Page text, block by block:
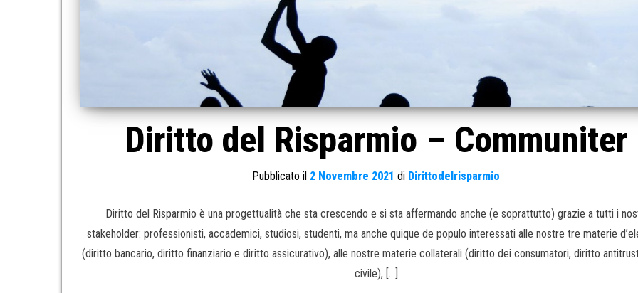
Diritto del Risparmio – Communiter
Pubblicato il 2 Novembre 2021 di Dirittodelrisparmio
Diritto del Risparmio è una progettualità che sta crescendo e si sta affermando anche (e soprattutto) grazie a tutti i
stakeholder: professionisti, accademici, studiosi, studenti, ma anche quique de populo interessati alle nostre tre materie
(diritto bancario, diritto finanziario e diritto assicurativo), alle nostre materie collaterali (diritto dei consumatori, diritto
civile), […]